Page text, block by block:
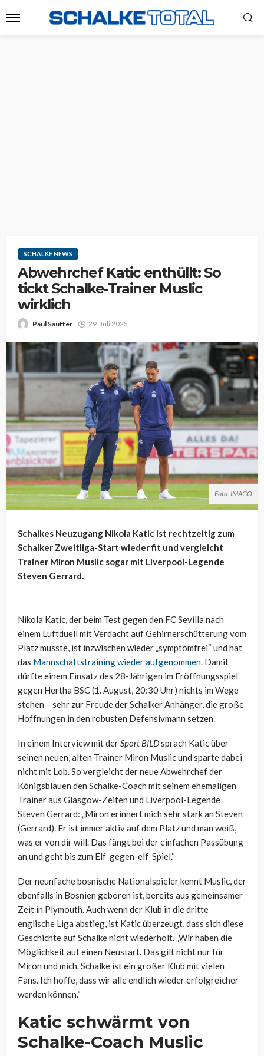
SCHALKE NEWS
Abwehrchef Katic enthüllt: So
tickt Schalke-Trainer Muslic
wirklich
Paul Sautter 29. Juli 2025
Foto: IMAGO
Schalkes Neuzugang Nikola Katic ist rechtzeitig zum
Schalker Zweitliga-Start wieder fit und vergleicht
Trainer Miron Muslic sogar mit Liverpool-Legende
Steven Gerrard.
Nikola Katic, der beim Test gegen den FC Sevilla nach
einem Luftduell mit Verdacht auf Gehirnerschütterung vom
Platz musste, ist inzwischen wieder „symptomfrei“ und hat
das Mannschaftstraining wieder aufgenommen. Damit
dürfte einem Einsatz des 28-Jährigen im Eröffnungsspiel
gegen Hertha BSC (1. August, 20:30 Uhr) nichts im Wege
stehen – sehr zur Freude der Schalker Anhänger, die große
Hoffnungen in den robusten Defensivmann setzen.
In einem Interview mit derSport BILDsprach Katic über
seinen neuen, alten Trainer Miron Muslic und sparte dabei
nicht mit Lob. So vergleicht der neue Abwehrchef der
Königsblauen den Schalke-Coach mit seinem ehemaligen
Trainer aus Glasgow-Zeiten und Liverpool-Legende
Steven Gerrard: „Miron erinnert mich sehr stark an Steven
(Gerrard). Er ist immer aktiv auf dem Platz und man weiß,
was er von dir will. Das fängt bei der einfachen Passübung
an und geht bis zum Elf-gegen-elf-Spiel.“
Der neunfache bosnische Nationalspieler kennt Muslic, der
ebenfalls in Bosnien geboren ist, bereits aus gemeinsamer
Zeit in Plymouth. Auch wenn der Klub in die dritte
englische Liga abstieg, ist Katic überzeugt, dass sich diese
Geschichte auf Schalke nicht wiederholt. „Wir haben die
Möglichkeit auf einen Neustart. Das gilt nicht nur für
Miron und mich. Schalke ist ein großer Klub mit vielen
Fans. Ich hoffe, dass wir alle endlich wieder erfolgreicher
werden können.“
Katic schwärmt von
Schalke-Coach Muslic